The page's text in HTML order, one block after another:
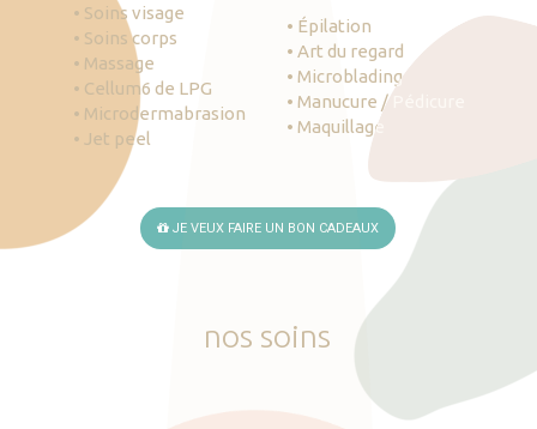
• Soins visage
• Soins corps
• Massage
• Cellum6 de LPG
• Microdermabrasion
• Jet peel
• Épilation
• Art du regard
• Microblading
• Manucure / Pédicure
• Maquillage
JE VEUX FAIRE UN BON CADEAUX
nos soins